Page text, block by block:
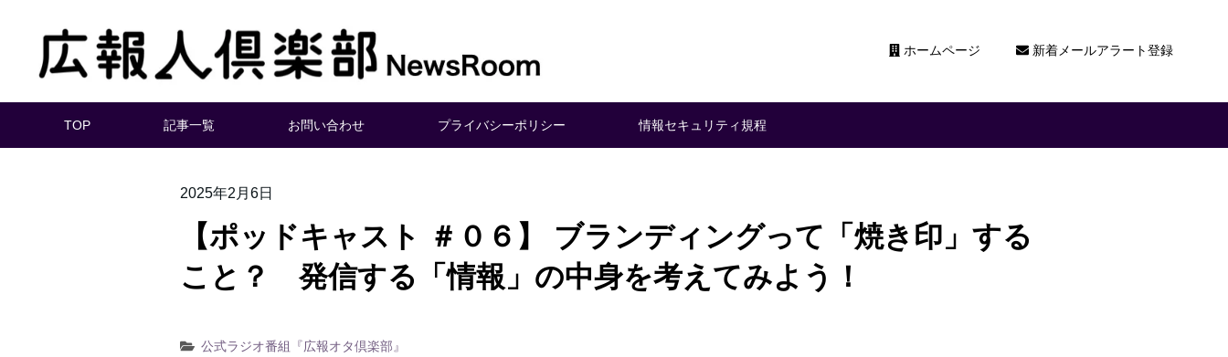
ホームページ 新着メールアラート登録
TOP 記事一覧 お問い合わせ プライバシーポリシー 情報セキュリティ規程
2025年2月6日
【ポッドキャスト ＃０６】 ブランディングって「焼き印」する
こと？ 発信する「情報」の中身を考えてみよう！
公式ラジオ番組『広報オタ倶楽部』